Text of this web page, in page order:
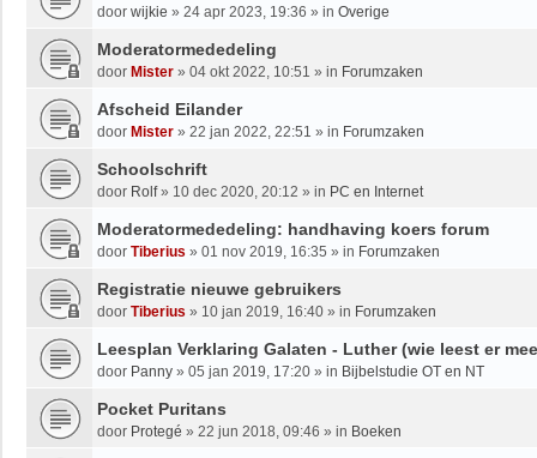
door wijkie » 24 apr 2023, 19:36 » in Overige
Moderatormededeling
door Mister » 04 okt 2022, 10:51 » in Forumzaken
Afscheid Eilander
door Mister » 22 jan 2022, 22:51 » in Forumzaken
Schoolschrift
door Rolf» 10 dec 2020, 20:12 » in PC en Internet
Moderatormededeling: handhaving koers forum
door Tiberius » 01 nov 2019, 16:35 » in Forumzaken
Registratie nieuwe gebruikers
door Tiberius » 10 jan 2019, 16:40 » in Forumzaken
Leesplan Verklaring Galaten - Luther (wie leest er
door Panny » 05 jan 2019, 17:20 » in Bijbelstudie OT en NT
Pocket Puritans
door Protegé » 22 jun 2018, 09:46 » in Boeken